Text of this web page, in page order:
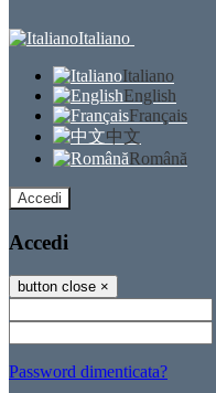
Italiano
Italiano
English
Français
中文
Română
Accedi
Accedi
button close ×
Password dimenticata?